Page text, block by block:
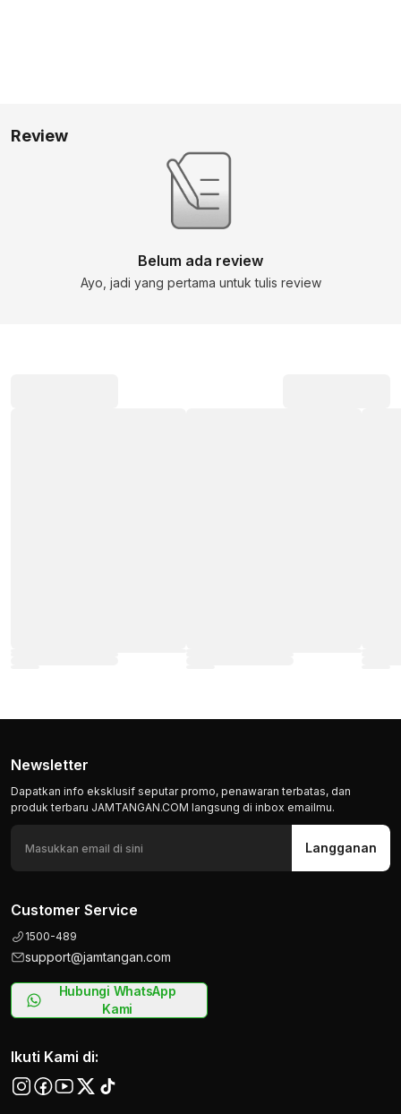
Newsletter
Dapatkan info eksklusif seputar promo, penawaran terbatas, dan
produk terbaru JAMTANGAN.COM langsung di inbox emailmu.
Langganan
Customer Service
1500-489
support@jamtangan.com
Hubungi WhatsApp
Kami
Ikuti Kami di:
Review
Belum ada review
Ayo, jadi yang pertama untuk tulis review